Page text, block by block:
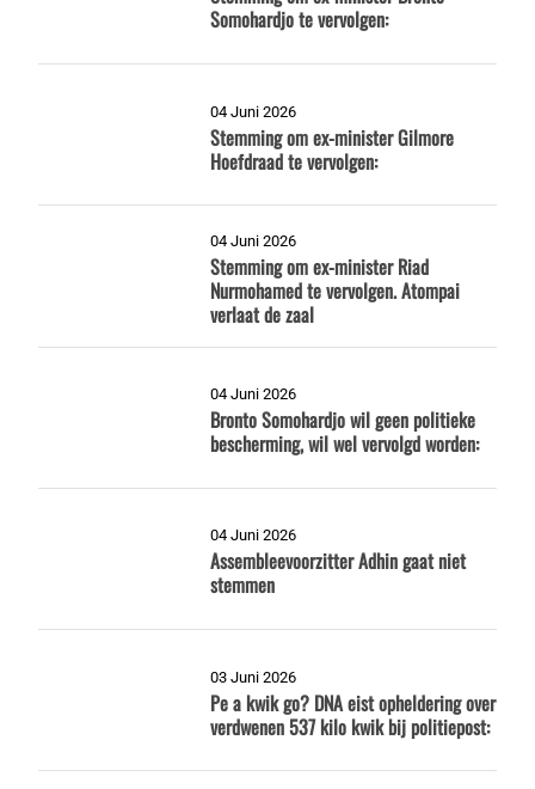
Somohardjo te vervolgen:
04 Juni 2026
Stemming om ex-minister Gilmore
Hoefdraad te vervolgen:
04 Juni 2026
Stemming om ex-minister Riad
Nurmohamed te vervolgen. Atompai
verlaat de zaal
04 Juni 2026
Bronto Somohardjo wil geen politieke
bescherming, wil wel vervolgd worden:
04 Juni 2026
Assembleevoorzitter Adhin gaat niet
stemmen
03 Juni 2026
Pe a kwik go? DNA eist opheldering over
verdwenen 537 kilo kwik bij politiepost: